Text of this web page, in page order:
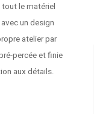
le matériel
un design
atelier par
percée et finie
aux détails.